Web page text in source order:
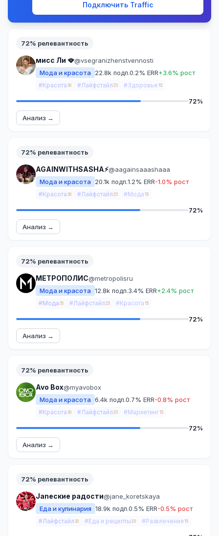
Подключить Traffic
72% релевантность
мисс Ли 🪭@vsegranizhenstvennosti
Мода и красота
22.8k подп.0.2% ERR+3.6% рост
#Красота 30 #Лайфстайл 25 #Здоровье 15
72%
Анализ →
72% релевантность
AGAINWITHSASHA⚡️@aagainsaaashaaa
Мода и красота
20.1k подп.1.2% ERR-1.0% рост
#Красота 30 #Лайфстайл 25 #Мода 15
72%
Анализ →
72% релевантность
МЕТРОПОЛИС@metropolisru
Мода и красота 12.8k подп.3.4% ERR+2.4% рост
#Мода 35 #Лайфстайл 25 #Красота 15
72%
Анализ →
72% релевантность
Avo Box@myavobox
Мода и красота 6.4k подп.0.7% ERR-0.8% рост
#Красота 30 #Лайфстайл 25 #Маркетинг15
72%
Анализ →
72% релевантность
Janeские радости@jane_koretskaya
Еда и кулинария 18.9k подп.0.5% ERR-0.5% рост
#Лайфстайл 30 #Еда и рецепты 20 #Развлечения 15